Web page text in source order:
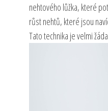
nehtového lůžka, které
růst nehtů, které jsou
Tato technika je velmi